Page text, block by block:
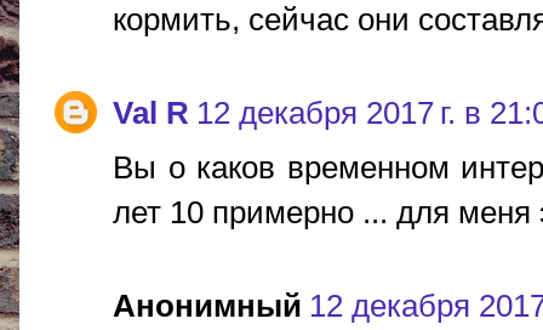
кормить, сейчас они
Val R 12 декабря 2017 г. в
Вы о каков временном
лет 10 примерно ... для меня
Анонимный 12 декабря